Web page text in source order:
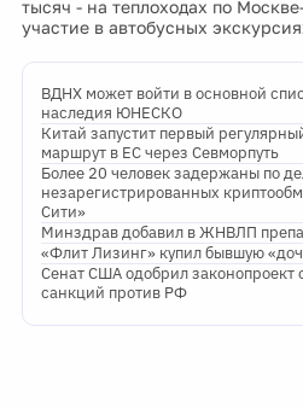
тысяч - на теплоходах по
участие в автобусных
ВДНХ может войти в основной
наследия ЮНЕСКО
Китай запустит первый
маршрут в ЕС через Севморпуть
Более 20 человек задержаны по
незарегистрированных
Сити»
Минздрав добавил в ЖНВЛП
«Флит Лизинг» купил бывшую
Сенат США одобрил законопроект
санкций против РФ